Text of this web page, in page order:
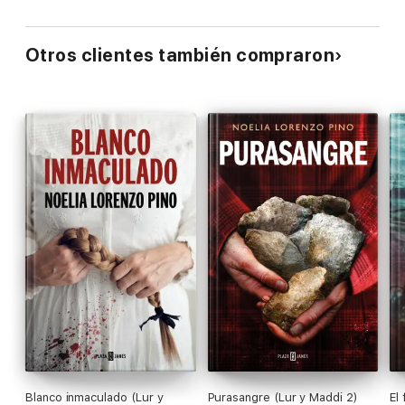
Otros clientes también compraron
Blanco inmaculado (Lur y Purasangre (Lur y Maddi 2) El